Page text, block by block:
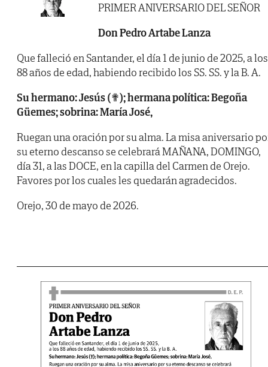
PRIMER ANIVERSARIO DEL SEÑOR
Don Pedro Artabe Lanza
Que falleció en Santander, el día 1 de junio de 2025, a los
88 años de edad, habiendo recibido los SS. SS. y la B. A.
Su hermano: Jesús (✟); hermana política: Begoña
Güemes; sobrina: María José,
Ruegan una oración por su alma. La misa aniversario
su eterno descanso se celebrará MAÑANA, DOMINGO,
día 31, a las DOCE, en la capilla del Carmen de Orejo.
Favores por los cuales les quedarán agradecidos.
Orejo, 30 de mayo de 2026.